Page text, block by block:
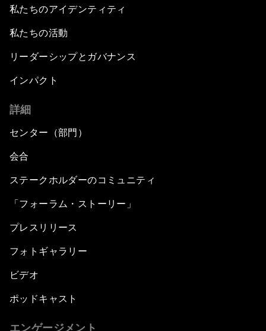
私たちのアイデンティティ
私たちの活動
リーダーシップとガバナンス
インパクト
詳細
センター（部門）
会合
ステークホルダーのコミュニティ
「フォーラム・ストーリー」
プレスリリース
フォトギャラリー
ビデオ
ポッドキャスト
エンゲージメント